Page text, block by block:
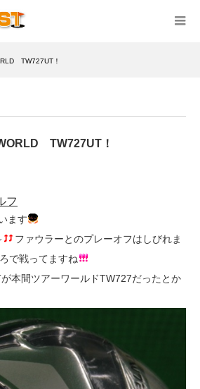
TW727UT！
TW727UT！
フ
ます
ファウラーとのプレーオフはしびれま
で戦ってますね
本間ツアーワールドTW727だったとか